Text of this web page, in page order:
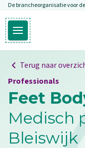
Overslaan en naar de
De brancheorganisatie voor
Open hoofdmenu
Terug naar
Professionals
Feet
Medisch
Bleiswijk